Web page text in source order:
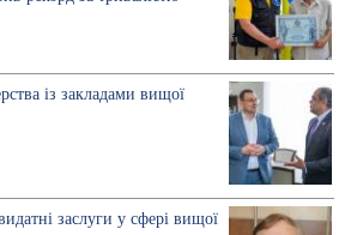
із закладами вищої
заслуги у сфері вищої